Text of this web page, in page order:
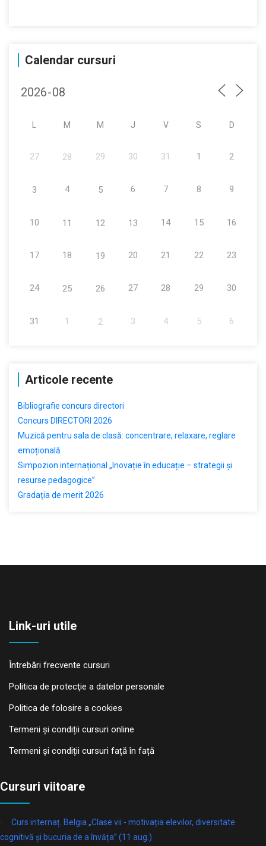
Calendar cursuri
M M J V S D
27 28 29 30 31 1 2
3 4 5 6 7 8 9
10 11 12 13 14 15 16
17 18 19 20 21 22 23
24 25 26 27 28 29 30
31 1 2 3 4 5 6
Articole recente
Bibliografie concurs directori
Concurs DIRECTORI 2026
Muzică pentru sala de clasă: concentrare, relaxare, reglare
emoțională
Simpozion internațional „Inovație în educație – strategii și
resurse pedagogice”
Gradația de merit 2026
Link-uri utile
Întrebări frecvente cursuri
Politica de protecţie a datelor personale
Politica de folosire a cookies
Termeni și condiții cursuri online
Termeni și condiții cursuri față în față
Cursuri viitoare
Curs internaț. Belgia „Clase vii - motivația elevilor, diversitate
cognitivă și bucuria de a învăța” (11 aug.)